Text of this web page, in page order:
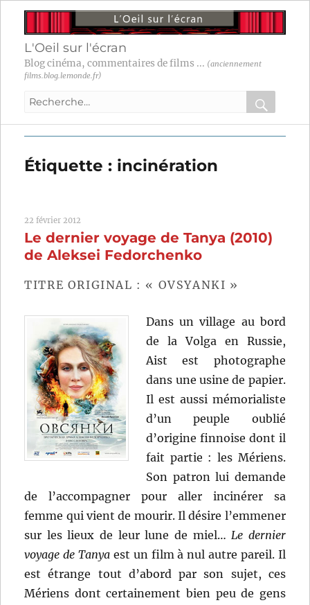
L'Oeil sur l'écran
Blog cinéma, commentaires de films ... (anciennement
films.blog.lemonde.fr)
Recherche
:
OK
Étiquette : incinération
22 février 2012
Le dernier voyage de Tanya (2010)
de Aleksei Fedorchenko
TITRE ORIGINAL : « OVSYANKI »
Dans un village au bord
de la Volga en Russie,
Aist est photographe
dans une usine de papier.
Il est aussi mémorialiste
d’un peuple oublié
d’origine finnoise dont il
fait partie : les Mériens.
Son patron lui demande
de l’accompagner pour aller incinérer sa
femme qui vient de mourir. Il désire l’emmener
sur les lieux de leur lune de miel…Le dernier
voyage de Tanyaest un film à nul autre pareil. Il
est étrange tout d’abord par son sujet, ces
Mériens dont certainement bien peu de gens